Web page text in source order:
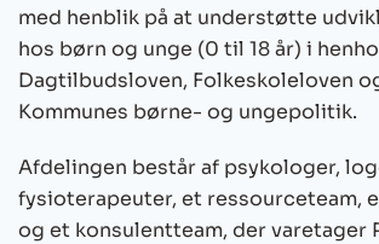
med henblik på at understøtte
hos børn og unge (0 til 18 år) i
Dagtilbudsloven, Folkeskoleloven
Kommunes børne- og ungepolitik.
Afdelingen består af psykologer,
fysioterapeuter, et ressourceteam,
og et konsulentteam, der varetager